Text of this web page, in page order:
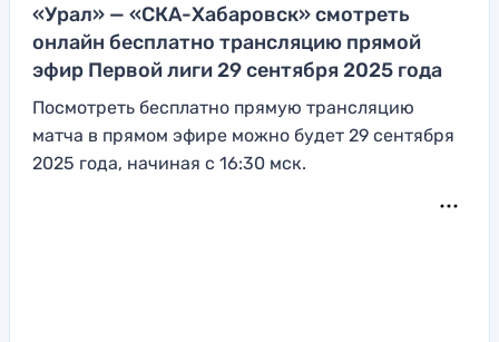
«Урал» — «СКА-Хабаровск» смотреть
онлайн бесплатно трансляцию прямой
эфир Первой лиги 29 сентября 2025 года
Посмотреть бесплатно прямую трансляцию
матча в прямом эфире можно будет 29 сентября
2025 года, начиная с 16:30 мск.